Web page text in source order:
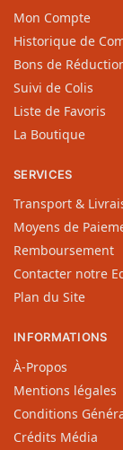
Mon Compte
Historique de
Bons de
Suivi de Colis
Liste de Favoris
La Boutique
SERVICES
Transport &
Moyens de
Remboursement
Contacter notre
Plan du Site
INFORMATIONS
À-Propos
Mentions légales
Conditions
Crédits Média